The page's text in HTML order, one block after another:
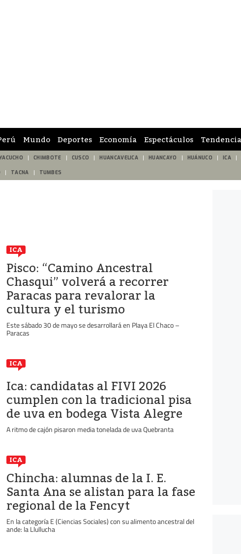
Mundo Deportes Economía Espectáculos Tendencia
CHIMBOTE CUSCO HUANCAVELICA HUANCAYO HUÁNUCO ICA
TACNA TUMBES
ICA
Pisco: “Camino Ancestral
Chasqui” volverá a recorrer
Paracas para revalorar la
cultura y el turismo
Este sábado 30 de mayo se desarrollará en Playa El Chaco –
Paracas
ICA
Ica: candidatas al FIVI 2026
cumplen con la tradicional pisa
de uva en bodega Vista Alegre
A ritmo de cajón pisaron media tonelada de uva Quebranta
ICA
Chincha: alumnas de la I. E.
Santa Ana se alistan para la fase
regional de la Fencyt
En la categoría E (Ciencias Sociales) con su alimento ancestral del
ande: la Llullucha